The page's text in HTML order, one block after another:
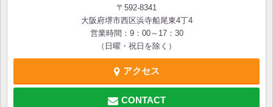
〒592-8341
大阪府堺市西区浜寺船尾東4丁4
営業時間：9：00～17：30
（日曜・祝日を除く）
アクセス
CONTACT